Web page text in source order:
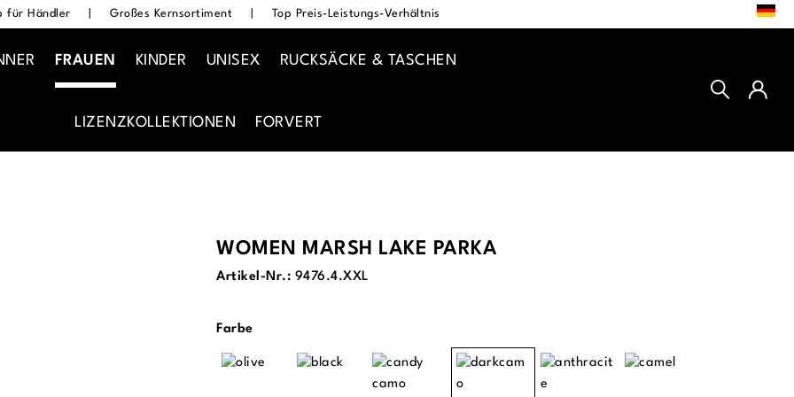
für Händler Großes Kernsortiment Top Preis-Leistungs-Verhältnis
FRAUEN KINDER UNISEX RUCKSÄCKE & TASCHEN
LIZENZKOLLEKTIONEN FORVERT
WOMEN MARSH LAKE PARKA
Artikel-Nr.: 9476.4.XXL
Farbeauswählen